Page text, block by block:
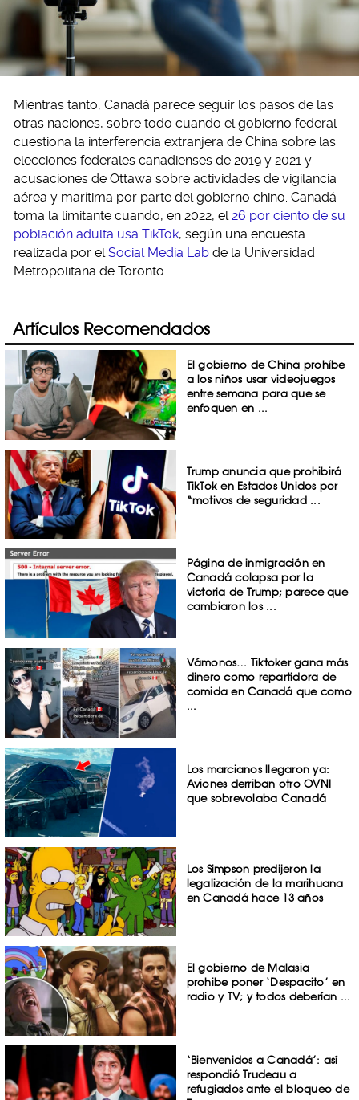
Mientras tanto, Canadá parece seguir los pasos de las
otras naciones, sobre todo cuando el gobierno federal
cuestiona la interferencia extranjera de China sobre las
elecciones federales canadienses de 2019 y 2021 y
acusaciones de Ottawa sobre actividades de vigilancia
aérea y marítima por parte del gobierno chino. Canadá
toma la limitante cuando, en 2022, el 26 por ciento de su
población adulta usa TikTok, según una encuesta
realizada por el Social Media Lab de la Universidad
Metropolitana de Toronto.
Artículos Recomendados
El gobierno de China prohíbe
a los niños usar videojuegos
entre semana para que se
enfoquen en ...
Trump anuncia que prohibirá
TikTok en Estados Unidos por
“motivos de seguridad ...
Página de inmigración en
Canadá colapsa por la
victoria de Trump; parece que
cambiaron los ...
Vámonos… Tiktoker gana más
dinero como repartidora de
comida en Canadá que como
...
Los marcianos llegaron ya:
Aviones derriban otro OVNI
que sobrevolaba Canadá
Los Simpson predijeron la
legalización de la marihuana
en Canadá hace 13 años
El gobierno de Malasia
prohibe poner ‘Despacito’ en
radio y TV; y todos deberían ...
‘Bienvenidos a Canadá’: así
respondió Trudeau a
refugiados ante el bloqueo de